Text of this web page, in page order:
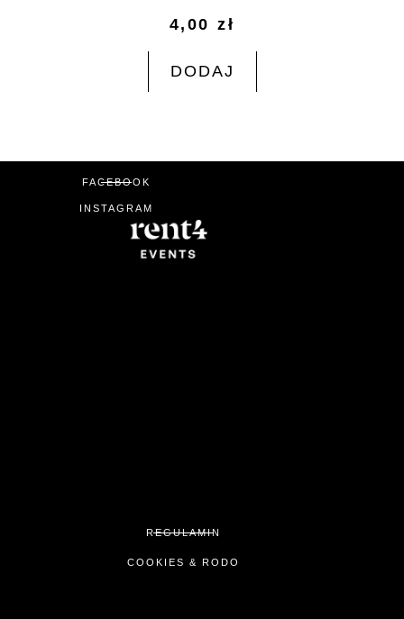
4,00zł
DODAJ
FACEBOOK
INSTAGRAM
REGULAMIN
COOKIES & RODO